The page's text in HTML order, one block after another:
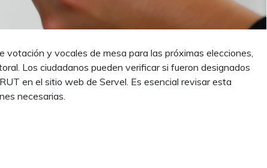
votación y vocales de mesa para las próximas elecciones,
Los ciudadanos pueden verificar si fueron designados
en el sitio web de Servel. Es esencial revisar esta
necesarias.